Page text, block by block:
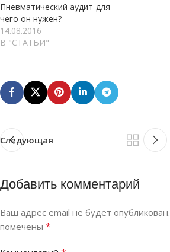
Пневматический аудит-для
чего он нужен?
14.08.2016
В "СТАТЬИ"
Следующая
Добавить комментарий
Ваш адрес email не будет опубликован.
помечены *